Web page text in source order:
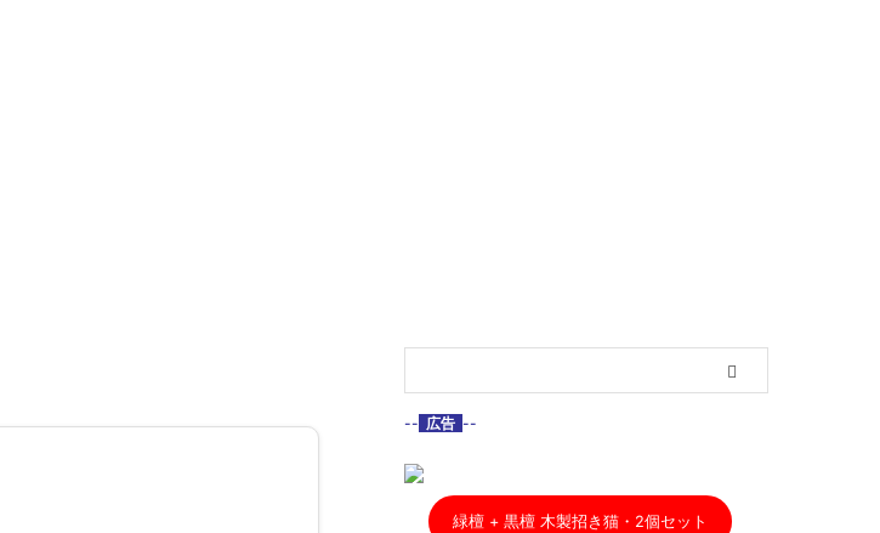
-- 広告 --
緑檀 + 黒檀 木製招き猫・2個セット